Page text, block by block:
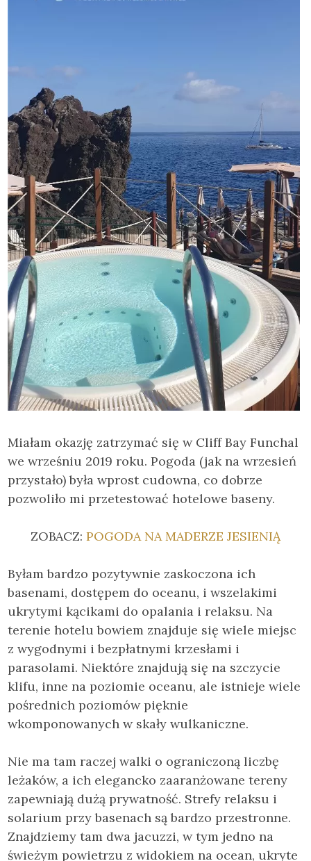
Miałam okazję zatrzymać się w Cliff Bay Funchal
we wrześniu 2019 roku. Pogoda (jak na wrzesień
przystało) była wprost cudowna, co dobrze
pozwoliło mi przetestować hotelowe baseny.
ZOBACZ: POGODA NA MADERZE JESIENIĄ
Byłam bardzo pozytywnie zaskoczona ich
basenami, dostępem do oceanu, i wszelakimi
ukrytymi kącikami do opalania i relaksu. Na
terenie hotelu bowiem znajduje się wiele miejsc
z wygodnymi i bezpłatnymi krzesłami i
parasolami. Niektóre znajdują się na szczycie
klifu, inne na poziomie oceanu, ale istnieje wiele
pośrednich poziomów pięknie
wkomponowanych w skały wulkaniczne.
Nie ma tam raczej walki o ograniczoną liczbę
leżaków, a ich elegancko zaaranżowane tereny
zapewniają dużą prywatność. Strefy relaksu i
solarium przy basenach są bardzo przestronne.
Znajdziemy tam dwa jacuzzi, w tym jedno na
świeżym powietrzu z widokiem na ocean, ukryte